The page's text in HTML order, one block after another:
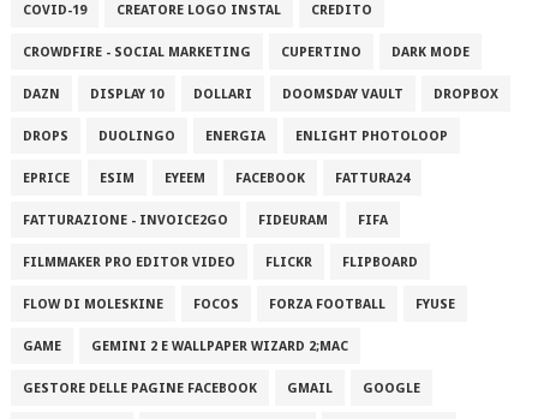
COVID-19 CREATORE LOGO INSTAL CREDITO
CROWDFIRE - SOCIAL MARKETING CUPERTINO DARK MODE
DAZN DISPLAY 10 DOLLARI DOOMSDAY VAULT DROPBOX
DROPS DUOLINGO ENERGIA ENLIGHT PHOTOLOOP
EPRICE ESIM EYEEM FACEBOOK FATTURA24
FATTURAZIONE - INVOICE2GO FIDEURAM FIFA
FILMMAKER PRO EDITOR VIDEO FLICKR FLIPBOARD
FLOW DI MOLESKINE FOCOS FORZA FOOTBALL FYUSE
GAME GEMINI 2 E WALLPAPER WIZARD 2;MAC
GESTORE DELLE PAGINE FACEBOOK GMAIL GOOGLE